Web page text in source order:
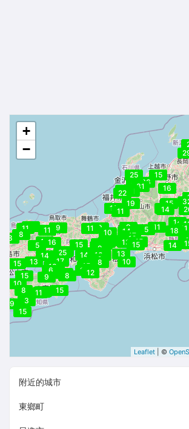
15
14
11
5
10
11
12
8
10
7 10
10
12
14
23
13
14
14
11
31
9
14
13
16
14
5
9
11
15
9
15
10
13
8
12
5
22
22
8
29
15
11
11
10
14
18
14
10
10
17
15
9
9
13
15
10
9
25
6
25
6
8
31
15
9
11
11
13
3
11
15
8
8
8 10
13
19
23
17
15
8
36
13
9
11
12
16
15
9
+
−
Leaflet | ©
附近的城市
東鄉町